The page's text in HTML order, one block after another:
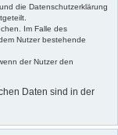
die Datenschutzerklärung
Im Falle des
Nutzer bestehende
der Nutzer den
Daten sind in der